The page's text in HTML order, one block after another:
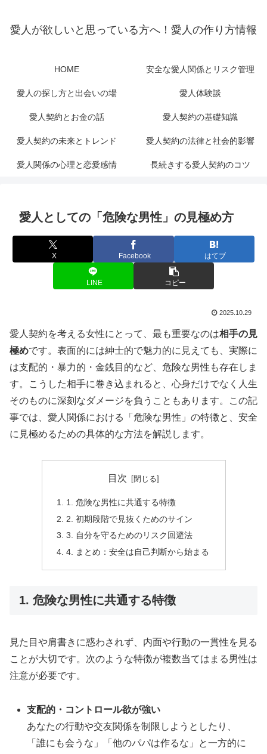
愛人が欲しいと思っている方へ！愛人の作り方情報
HOME 安全な愛人関係とリスク管理
愛人の探し方と出会いの場 愛人体験談
愛人契約とお金の話 愛人契約の基礎知識
愛人契約の未来とトレンド 愛人契約の法律と社会的影響
愛人関係の心理と恋愛感情 長続きする愛人契約のコツ
愛人としての「危険な男性」の見極め方
X Facebook はてブ
LINE コピー
2025.10.29
愛人契約を考える女性にとって、最も重要なのは相手の見
極めです。表面的には紳士的で魅力的に見えても、実際に
は支配的・暴力的・金銭目的など、危険な男性も存在しま
す。こうした相手に巻き込まれると、心身だけでなく人生
そのものに深刻なダメージを負うこともあります。この記
事では、愛人関係における「危険な男性」の特徴と、安全
に見極めるための具体的な方法を解説します。
目次
1. 危険な男性に共通する特徴
2. 初期段階で見抜くためのサイン
3. 自分を守るためのリスク回避法
4. まとめ：安全は自己判断から始まる
1. 危険な男性に共通する特徴
見た目や肩書きに惑わされず、内面や行動の一貫性を見る
ことが大切です。次のような特徴が複数当てはまる男性は
注意が必要です。
支配的・コントロール欲が強い
あなたの行動や交友関係を制限しようとしたり、
「誰にも会うな」「他のパパは作るな」と一方的に